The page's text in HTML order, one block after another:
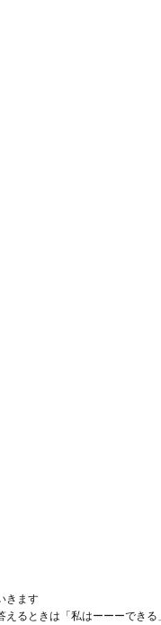
きます
えるときは「私はーーーできる